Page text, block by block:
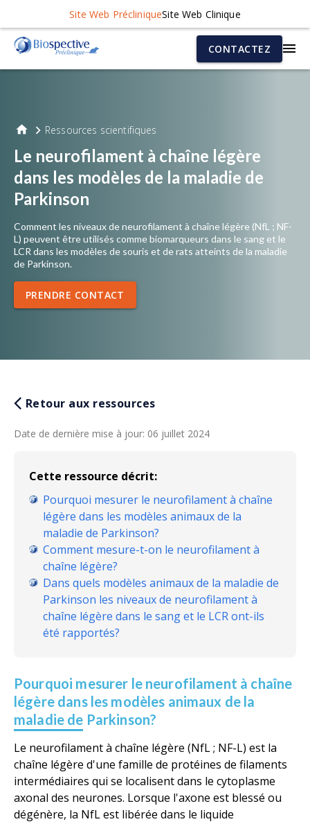
Site Web PrécliniqueSite Web Clinique
CONTACTEZ
Ressources scientifiques
Le neurofilament à chaîne légère
dans les modèles de la maladie de
Parkinson
Comment les niveaux de neurofilament à chaîne légère (NfL ; NF-
L) peuvent être utilisés comme biomarqueurs dans le sang et le
LCR dans les modèles de souris et de rats atteints de la maladie
de Parkinson.
PRENDRE CONTACT
Retour aux ressources
Date de dernière mise à jour: 06 juillet 2024
Cette ressource décrit:
Pourquoi mesurer le neurofilament à chaîne
légère dans les modèles animaux de la
maladie de Parkinson?
Comment mesure-t-on le neurofilament à
chaîne légère?
Dans quels modèles animaux de la maladie de
Parkinson les niveaux de neurofilament à
chaîne légère dans le sang et le LCR ont-ils
été rapportés?
Pourquoi mesurer le neurofilament à chaîne
légère dans les modèles animaux de la
maladie de Parkinson?
Le neurofilament à chaîne légère (NfL ; NF-L) est la
chaîne légère d'une famille de protéines de filaments
intermédiaires qui se localisent dans le cytoplasme
axonal des neurones. Lorsque l'axone est blessé ou
dégénère, la NfL est libérée dans le liquide